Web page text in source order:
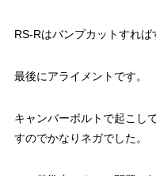
RS-Rはバンプカットすれば
最後にアライメントです。
キャンバーボルトで起こし
すのでかなりネガでした。